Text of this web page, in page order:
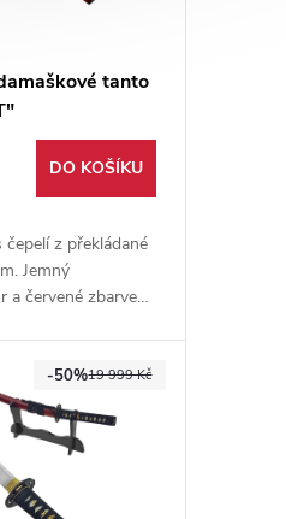
tanto
DO KOŠÍKU
z překládané
Jemný
a červené zbarvení
19 999 Kč
-50%